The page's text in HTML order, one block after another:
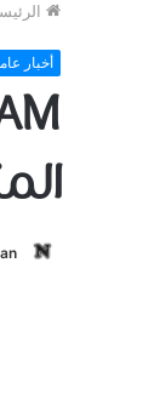
أخبار